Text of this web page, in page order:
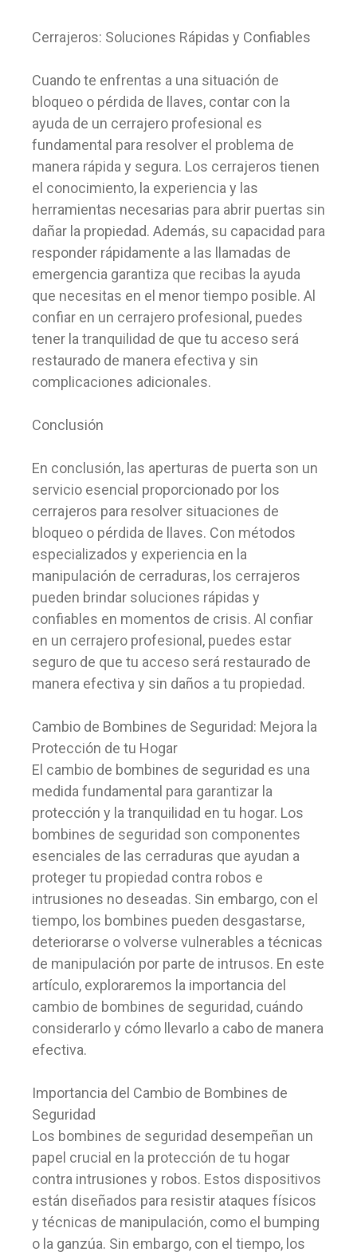
Cerrajeros: Soluciones Rápidas y Confiables
Cuando te enfrentas a una situación de
bloqueo o pérdida de llaves, contar con la
ayuda de un cerrajero profesional es
fundamental para resolver el problema de
manera rápida y segura. Los cerrajeros tienen
el conocimiento, la experiencia y las
herramientas necesarias para abrir puertas sin
dañar la propiedad. Además, su capacidad para
responder rápidamente a las llamadas de
emergencia garantiza que recibas la ayuda
que necesitas en el menor tiempo posible. Al
confiar en un cerrajero profesional, puedes
tener la tranquilidad de que tu acceso será
restaurado de manera efectiva y sin
complicaciones adicionales.
Conclusión
En conclusión, las aperturas de puerta son un
servicio esencial proporcionado por los
cerrajeros para resolver situaciones de
bloqueo o pérdida de llaves. Con métodos
especializados y experiencia en la
manipulación de cerraduras, los cerrajeros
pueden brindar soluciones rápidas y
confiables en momentos de crisis. Al confiar
en un cerrajero profesional, puedes estar
seguro de que tu acceso será restaurado de
manera efectiva y sin daños a tu propiedad.
Cambio de Bombines de Seguridad: Mejora la
Protección de tu Hogar
El cambio de bombines de seguridad es una
medida fundamental para garantizar la
protección y la tranquilidad en tu hogar. Los
bombines de seguridad son componentes
esenciales de las cerraduras que ayudan a
proteger tu propiedad contra robos e
intrusiones no deseadas. Sin embargo, con el
tiempo, los bombines pueden desgastarse,
deteriorarse o volverse vulnerables a técnicas
de manipulación por parte de intrusos. En este
artículo, exploraremos la importancia del
cambio de bombines de seguridad, cuándo
considerarlo y cómo llevarlo a cabo de manera
efectiva.
Importancia del Cambio de Bombines de
Seguridad
Los bombines de seguridad desempeñan un
papel crucial en la protección de tu hogar
contra intrusiones y robos. Estos dispositivos
están diseñados para resistir ataques físicos
y técnicas de manipulación, como el bumping
o la ganzúa. Sin embargo, con el tiempo, los